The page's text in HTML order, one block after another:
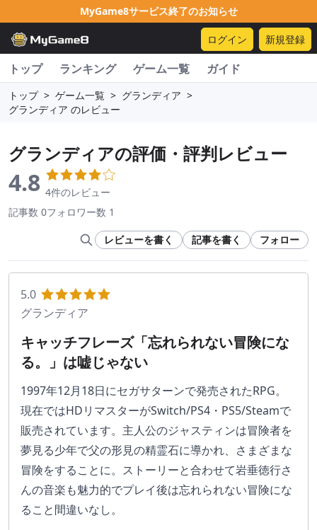
MyGame8サービス終了のお知らせ
ログイン 新規登録
トップ ランキング ゲーム一覧 ガイド
トップ > ゲーム一覧 > グランディア >
グランディア のレビュー
グランディアの評価・評判レビュー
4.8 4件のレビュー
記事数 0フォロワー数 1
レビューを書く 記事を書く フォロー
5.0
グランディア
キャッチフレーズ「忘れられない冒険にな
る。」は嘘じゃない
1997年12月18日にセガサターンで発売されたRPG。
現在ではHDリマスターがSwitch/PS4・PS5/Steamで
販売されています。主人公のジャスティンは冒険者を
夢見る少年で父の形見の精霊石に導かれ、さまざまな
冒険をすることに。ストーリーと合わせて岩垂徳行さ
んの音楽も魅力的でプレイ後は忘れられない冒険にな
ること間違いなし。